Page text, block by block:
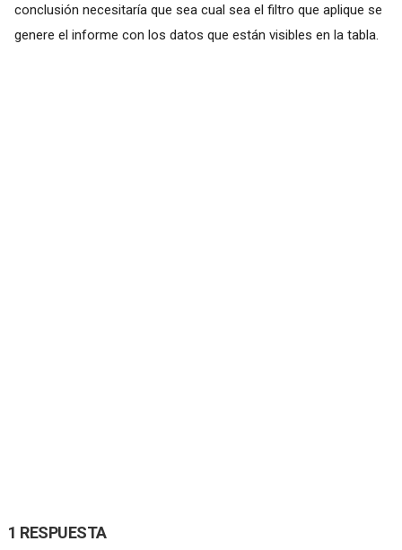
conclusión necesitaría que sea cual sea el filtro que aplique se
genere el informe con los datos que están visibles en la tabla.
1 RESPUESTA